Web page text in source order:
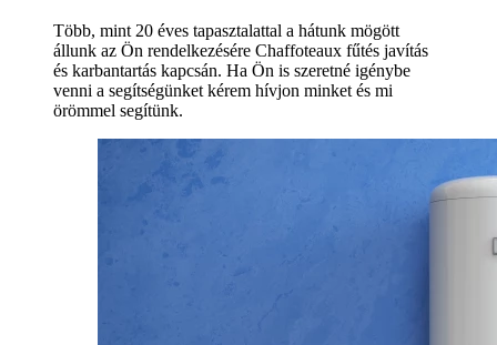
Több, mint 20 éves tapasztalattal a hátunk mögött
állunk az Ön rendelkezésére Chaffoteaux fűtés javítás
és karbantartás kapcsán. Ha Ön is szeretné igénybe
venni a segítségünket kérem hívjon minket és mi
örömmel segítünk.